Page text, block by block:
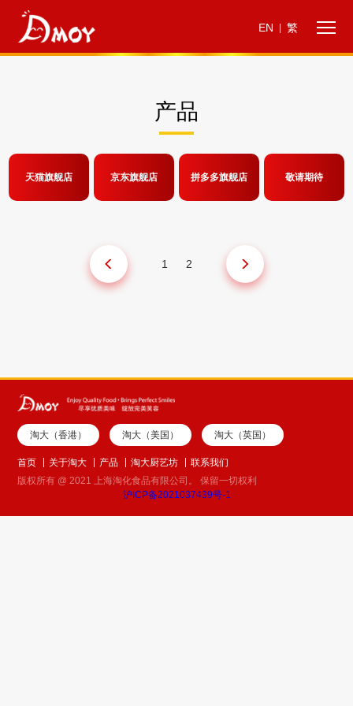
EN 繁
产品
天猫旗舰店 京东旗舰店 拼多多旗舰店 敬请期待
1 2
淘大（香港） 淘大（美国） 淘大（英国）
首页 关于淘大 产品 淘大厨艺坊
联系我们
版权所有 @ 2021 上海淘化食品有限公司。 保留一切权利
沪ICP备2021037439号-1